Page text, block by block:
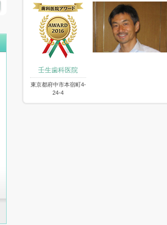
壬生歯科医院
東京都府中市本宿町4-
24-4